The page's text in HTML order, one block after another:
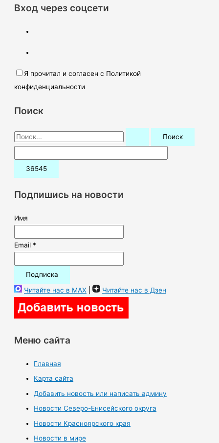
Вход через соцсети
Я прочитал и согласен с Политикой
конфиденциальности
Поиск
П
о
и
:Подпишись на новости
Имя
Email *
Читайте нас в MAX | Читайте нас в Дзен
Меню сайта
Главная
Карта сайта
Добавить новость или написать админу
Новости Северо-Енисейского округа
Новости Красноярского края
Новости в мире